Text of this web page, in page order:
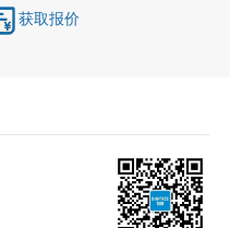
获取报价